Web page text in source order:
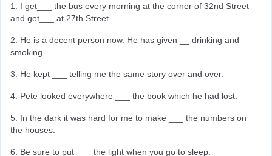
1. I get___ the bus every morning at the corner of 32nd Street
and get___ at 27th Street.
2. He is a decent person now. He has given __ drinking and
smoking.
3. He kept ___ telling me the same story over and over.
4. Pete looked everywhere ___ the book which he had lost.
5. In the dark it was hard for me to make ___ the numbers on
the houses.
6. Be sure to put ___ the light when you go to sleep.